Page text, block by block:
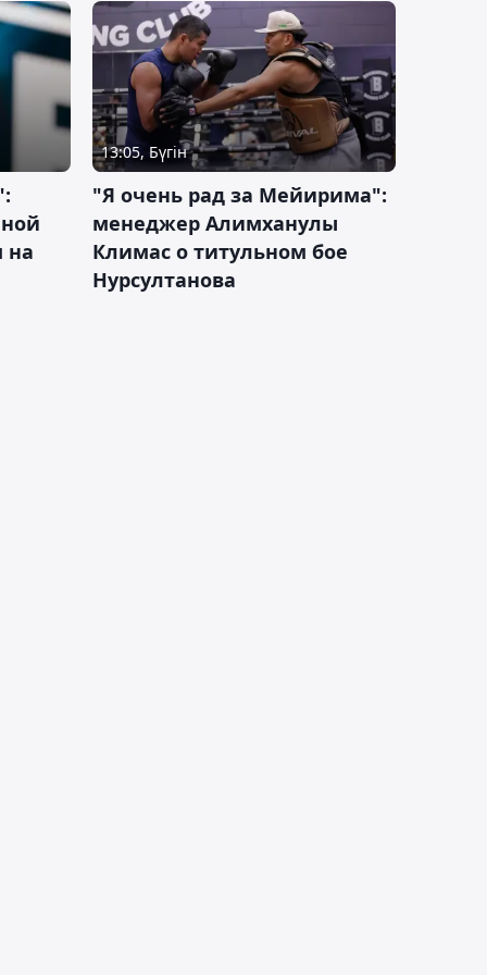
на
13:05, Бүгін
"Я очень рад за Мейирима":
менеджер Алимханулы
Климас о титульном бое
Нурсултанова